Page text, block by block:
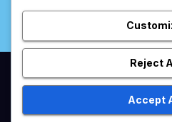
Proudly powered by WordPress|
HomeAnunciar / Assinaturas
Reject
Accept